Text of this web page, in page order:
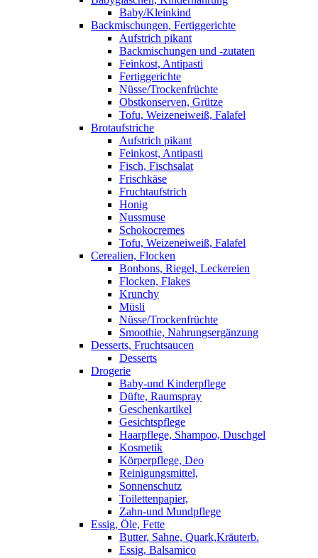
Baby/Kleinkind
Backmischungen, Fertiggerichte
Aufstrich pikant
Backmischungen und -zutaten
Feinkost, Antipasti
Fertiggerichte
Nüsse/Trockenfrüchte
Obstkonserven, Grütze
Tofu, Weizeneiweiß, Falafel
Brotaufstriche
Aufstrich pikant
Feinkost, Antipasti
Fisch, Fischsalat
Frischkäse
Fruchtaufstrich
Honig
Nussmuse
Schokocremes
Tofu, Weizeneiweiß, Falafel
Cerealien, Flocken
Bonbons, Riegel, Leckereien
Flocken, Flakes
Krunchy
Müsli
Nüsse/Trockenfrüchte
Smoothie, Nahrungsergänzung
Desserts, Fruchtsaucen
Desserts
Drogerie
Baby-und Kinderpflege
Düfte, Raumspray
Geschenkartikel
Gesichtspflege
Haarpflege, Shampoo, Duschgel
Kosmetik
Körperpflege, Deo
Reinigungsmittel,
Sonnenschutz
Toilettenpapier,
Zahn-und Mundpflege
Essig, Öle, Fette
Butter, Sahne, Quark,Kräuterb.
Essig, Balsamico